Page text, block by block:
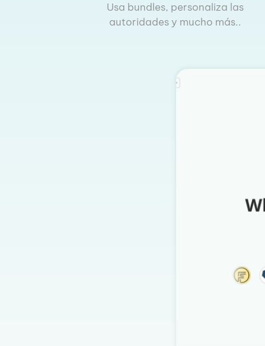
Usa bundles, personaliza las
autoridades y mucho más..